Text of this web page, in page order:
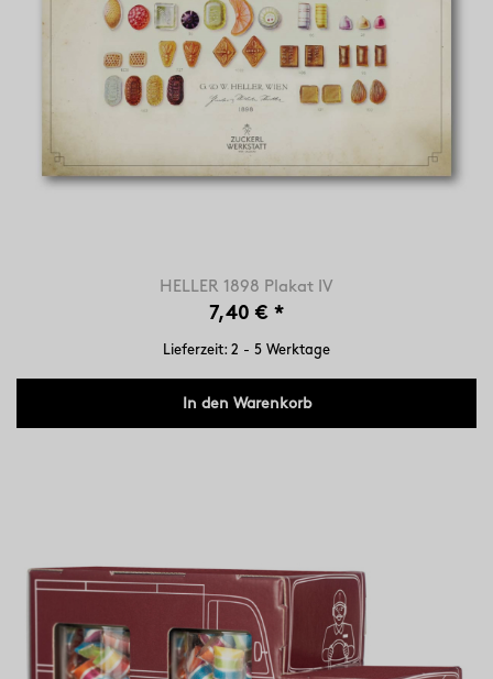
HELLER 1898 Plakat IV
7,40 € *
Lieferzeit: 2 - 5 Werktage
In den Warenkorb